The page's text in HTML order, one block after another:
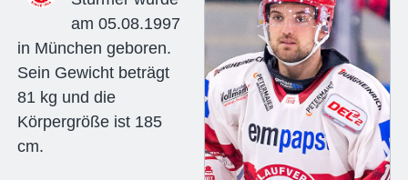
am 05.08.1997
in München geboren.
Sein Gewicht beträgt
81 kg und die
Körpergröße ist 185
cm.